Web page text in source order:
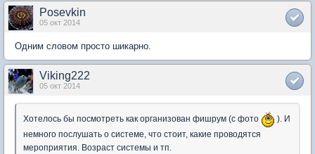
Posevkin
05 окт 2014
Одним словом просто шикарно.
Viking222
05 окт 2014
Хотелось бы посмотреть как организован фишрум (с фото
). И
немного послушать о системе, что стоит, какие проводятся
мероприятия. Возраст системы и тп.